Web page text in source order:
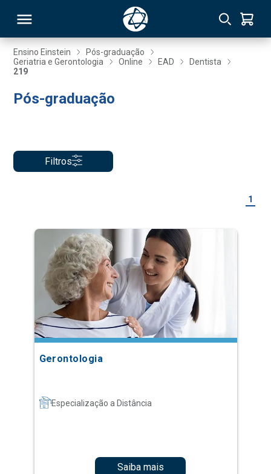
Ensino Einstein
Pós-graduação
Geriatria e Gerontologia
Online EAD
Dentista
219
Pós-graduação
Filtros
1
Gerontologia
Especialização a Distância
Saiba mais